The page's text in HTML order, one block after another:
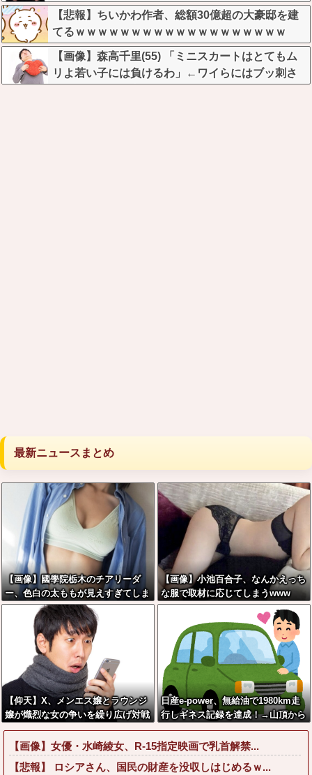
わかるよな？？？？？？？
【悲報】ちいかわ作者、総額30億超の大豪邸を建
てるｗｗｗｗｗｗｗｗｗｗｗｗｗｗｗｗｗｗｗ
【画像】森高千里(55) 「ミニスカートはとてもム
リよ若い子には負けるわ」←ワイらにはブッ刺さ
最新ニュースまとめ
【画像】國學院栃木のチアリーダ
ー、色白の太ももが見えすぎてしま
うwww
【画像】小池百合子、なんかえっち
な服で取材に応じてしまうwww
【仰天】X、メンエス嬢とラウンジ
嬢が熾烈な女の争いを繰り広げ対戦
型になってしまうw w w w w w w
日産e-power、無給油で1980km走
行しギネス記録を達成！→山頂から
下ってるだけでした…
【画像】女優・水崎綾女、R-15指定映画で乳首解禁...
【悲報】 ロシアさん、国民の財産を没収しはじめるｗ...